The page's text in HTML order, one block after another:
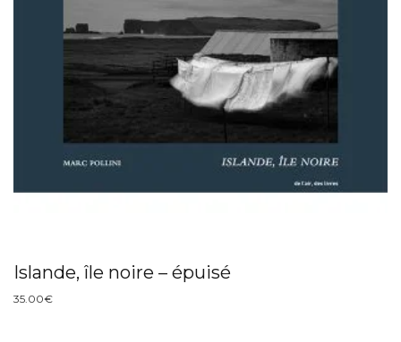
Islande, île noire – épuisé
35.00€